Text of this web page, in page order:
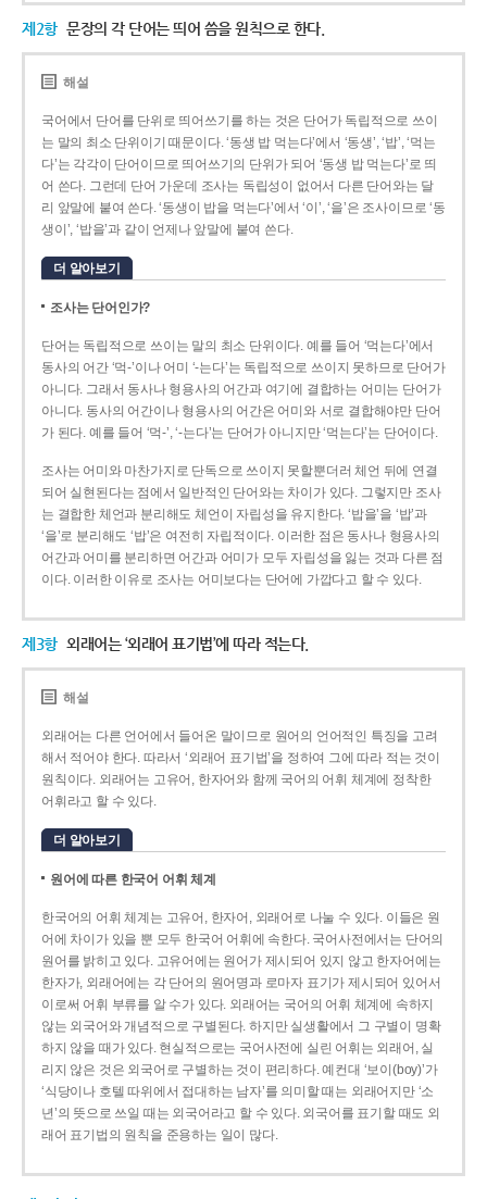
제2항 문장의 각 단어는 띄어 씀을 원칙으로 한다.
해설
국어에서 단어를 단위로 띄어쓰기를 하는 것은 단어가 독립적으로 쓰이
는 말의 최소 단위이기 때문이다. ‘동생 밥 먹는다’에서 ‘동생’, ‘밥’, ‘먹는
다’는 각각이 단어이므로 띄어쓰기의 단위가 되어 ‘동생 밥 먹는다’로 띄
어 쓴다. 그런데 단어 가운데 조사는 독립성이 없어서 다른 단어와는 달
리 앞말에 붙여 쓴다. ‘동생이 밥을 먹는다’에서 ‘이’, ‘을’은 조사이므로 ‘동
생이’, ‘밥을’과 같이 언제나 앞말에 붙여 쓴다.
더 알아보기
조사는 단어인가?
단어는 독립적으로 쓰이는 말의 최소 단위이다. 예를 들어 ‘먹는다’에서
동사의 어간 ‘먹-­’이나 어미 ‘­-는다’는 독립적으로 쓰이지 못하므로 단어가
아니다. 그래서 동사나 형용사의 어간과 여기에 결합하는 어미는 단어가
아니다. 동사의 어간이나 형용사의 어간은 어미와 서로 결합해야만 단어
가 된다. 예를 들어 ‘먹-’, ‘-는다’는 단어가 아니지만 ‘먹는다’는 단어이다.
조사는 어미와 마찬가지로 단독으로 쓰이지 못할뿐더러 체언 뒤에 연결
되어 실현된다는 점에서 일반적인 단어와는 차이가 있다. 그렇지만 조사
는 결합한 체언과 분리해도 체언이 자립성을 유지한다. ‘밥을’을 ‘밥’과
‘을’로 분리해도 ‘밥’은 여전히 자립적이다. 이러한 점은 동사나 형용사의
어간과 어미를 분리하면 어간과 어미가 모두 자립성을 잃는 것과 다른 점
이다. 이러한 이유로 조사는 어미보다는 단어에 가깝다고 할 수 있다.
제3항 외래어는 ‘외래어 표기법’에 따라 적는다.
해설
외래어는 다른 언어에서 들어온 말이므로 원어의 언어적인 특징을 고려
해서 적어야 한다. 따라서 ‘외래어 표기법’을 정하여 그에 따라 적는 것이
원칙이다. 외래어는 고유어, 한자어와 함께 국어의 어휘 체계에 정착한
어휘라고 할 수 있다.
더 알아보기
원어에 따른 한국어 어휘 체계
한국어의 어휘 체계는 고유어, 한자어, 외래어로 나눌 수 있다. 이들은 원
어에 차이가 있을 뿐 모두 한국어 어휘에 속한다. 국어사전에서는 단어의
원어를 밝히고 있다. 고유어에는 원어가 제시되어 있지 않고 한자어에는
한자가, 외래어에는 각 단어의 원어명과 로마자 표기가 제시되어 있어서
이로써 어휘 부류를 알 수가 있다. 외래어는 국어의 어휘 체계에 속하지
않는 외국어와 개념적으로 구별된다. 하지만 실생활에서 그 구별이 명확
하지 않을 때가 있다. 현실적으로는 국어사전에 실린 어휘는 외래어, 실
리지 않은 것은 외국어로 구별하는 것이 편리하다. 예컨대 ‘보이(boy)’가
‘식당이나 호텔 따위에서 접대하는 남자’를 의미할 때는 외래어지만 ‘소
년’의 뜻으로 쓰일 때는 외국어라고 할 수 있다. 외국어를 표기할 때도 외
래어 표기법의 원칙을 준용하는 일이 많다.